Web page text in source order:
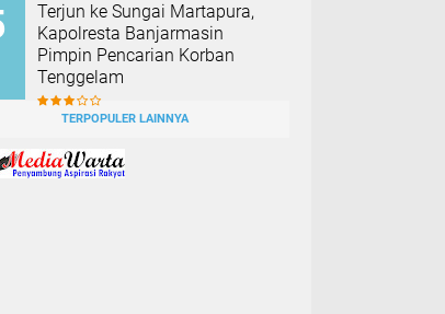
Terjun ke Sungai Martapura,
Kapolresta Banjarmasin
Pimpin Pencarian Korban
Tenggelam
TERPOPULER LAINNYA